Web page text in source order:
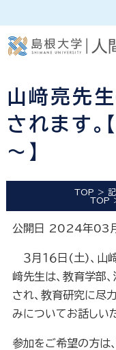
山﨑亮先
されます。
～】
TOP
TOP
公開日 2024年03
３月１６日(土)、山
﨑先生は、教育学部
され、教育研究に尽
みについてお話しい
参加をご希望の方は